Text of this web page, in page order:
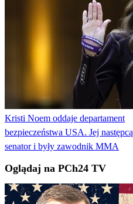
Kristi Noem oddaje departament
bezpieczeństwa USA. Jej następcą
senator i były zawodnik MMA
Oglądaj na PCh24 TV